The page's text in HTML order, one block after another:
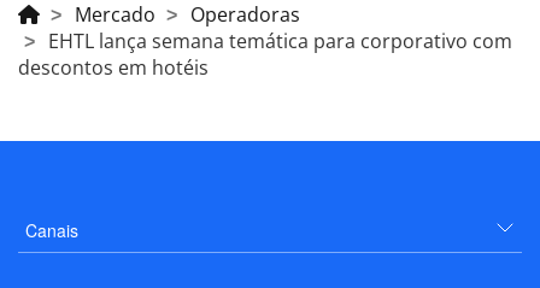
Mercado
Operadoras
EHTL lança semana temática para corporativo com
descontos em hotéis
Canais